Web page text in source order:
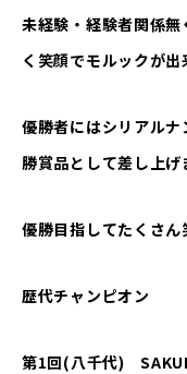
未経験・経験者関係
く笑顔でモルックが
優勝者にはシリアル
勝賞品として差し上げ
優勝目指してたくさ
歴代チャンピオン
第1回(八千代)